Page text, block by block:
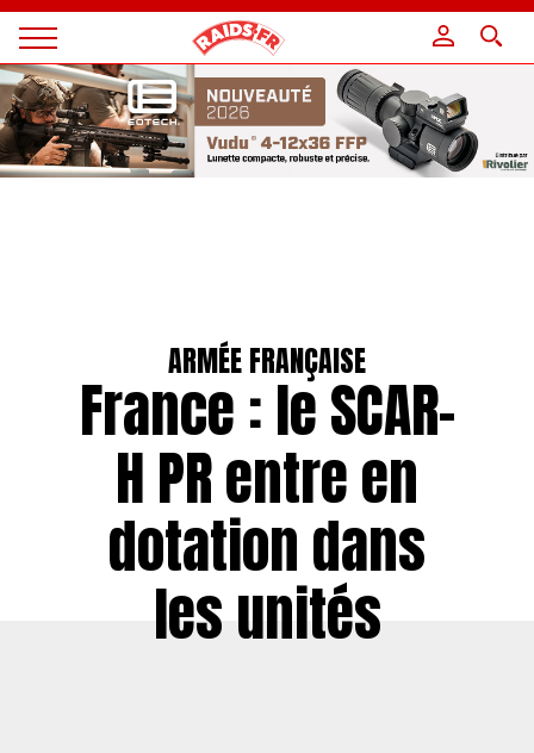
Magazine
Raids
ARMÉE FRANÇAISE
France : le SCAR-
H PR entre en
dotation dans
les unités
Panneau de gestion des cookies